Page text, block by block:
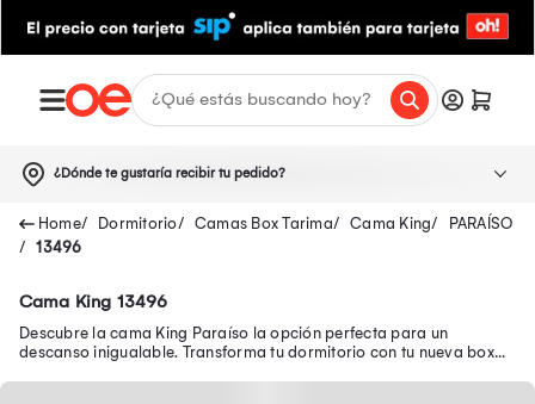
¿Dónde te gustaría recibir tu pedido?
Dormitorio Camas Box Tarima Cama King
PARAÍSO
13496
Cama King 13496
Descubre la cama King Paraíso la opción perfecta para un
descanso inigualable. Transforma tu dormitorio con tu nueva box